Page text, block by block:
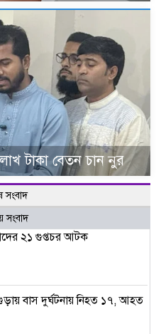
টাকা বেতন চান নুর
সংবাদ
সংবাদ
২১ গুপ্তচর আটক
বাস দুর্ঘটনায় নিহত ১৭, আহত